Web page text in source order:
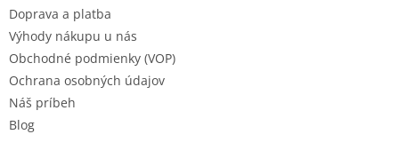
Doprava a platba
Výhody nákupu u nás
Obchodné podmienky (VOP)
Ochrana osobných údajov
Náš príbeh
Blog